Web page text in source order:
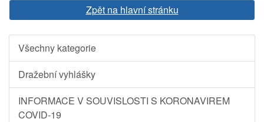
Zpět na hlavní stránku
Všechny kategorie
Dražební vyhlášky
INFORMACE V SOUVISLOSTI S KORONAVIREM
COVID-19